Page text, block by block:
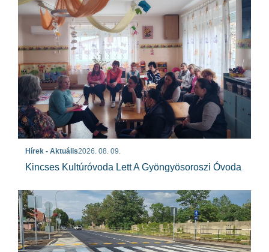
Hírek - Aktuális2026. 08. 09.
Kincses Kultúróvoda Lett A Gyöngyösoroszi Óvoda